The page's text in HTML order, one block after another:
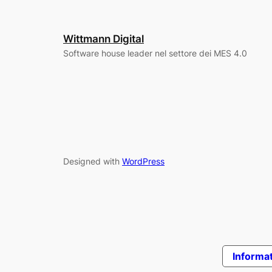
Wittmann Digital
Software house leader nel settore dei MES 4.0
Designed with WordPress